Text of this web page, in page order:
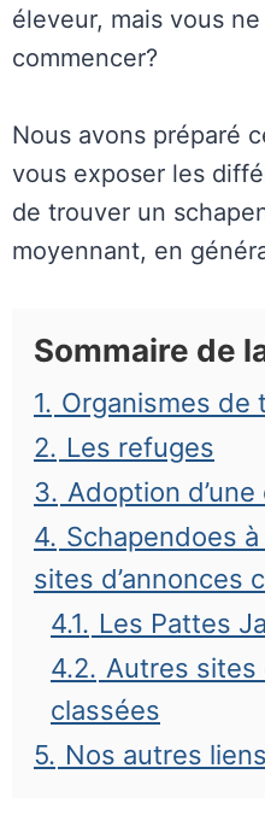
éleveur, mais vous
commencer?
Nous avons préparé
vous exposer les
de trouver un
moyennant, en
Sommaire de
1. Organismes de
2. Les refuges
3. Adoption
4. Schapendoes
sites d’annonces
4.1. Les Pattes
4.2. Autres sites
classées
5. Nos autres